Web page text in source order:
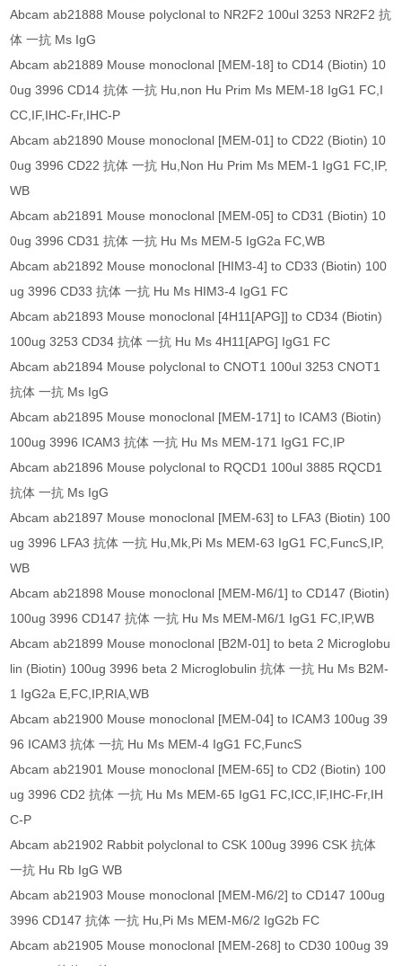
Abcam ab21888 Mouse polyclonal to NR2F2 100ul 3253 NR2F2 抗
体 一抗 Ms IgG
Abcam ab21889 Mouse monoclonal [MEM-18] to CD14 (Biotin) 10
0ug 3996 CD14 抗体 一抗 Hu,non Hu Prim Ms MEM-18 IgG1 FC,I
CC,IF,IHC-Fr,IHC-P
Abcam ab21890 Mouse monoclonal [MEM-01] to CD22 (Biotin) 10
0ug 3996 CD22 抗体 一抗 Hu,Non Hu Prim Ms MEM-1 IgG1 FC,IP,
WB
Abcam ab21891 Mouse monoclonal [MEM-05] to CD31 (Biotin) 10
0ug 3996 CD31 抗体 一抗 Hu Ms MEM-5 IgG2a FC,WB
Abcam ab21892 Mouse monoclonal [HIM3-4] to CD33 (Biotin) 100
ug 3996 CD33 抗体 一抗 Hu Ms HIM3-4 IgG1 FC
Abcam ab21893 Mouse monoclonal [4H11[APG]] to CD34 (Biotin)
100ug 3253 CD34 抗体 一抗 Hu Ms 4H11[APG] IgG1 FC
Abcam ab21894 Mouse polyclonal to CNOT1 100ul 3253 CNOT1
抗体 一抗 Ms IgG
Abcam ab21895 Mouse monoclonal [MEM-171] to ICAM3 (Biotin)
100ug 3996 ICAM3 抗体 一抗 Hu Ms MEM-171 IgG1 FC,IP
Abcam ab21896 Mouse polyclonal to RQCD1 100ul 3885 RQCD1
抗体 一抗 Ms IgG
Abcam ab21897 Mouse monoclonal [MEM-63] to LFA3 (Biotin) 100
ug 3996 LFA3 抗体 一抗 Hu,Mk,Pi Ms MEM-63 IgG1 FC,FuncS,IP,
WB
Abcam ab21898 Mouse monoclonal [MEM-M6/1] to CD147 (Biotin)
100ug 3996 CD147 抗体 一抗 Hu Ms MEM-M6/1 IgG1 FC,IP,WB
Abcam ab21899 Mouse monoclonal [B2M-01] to beta 2 Microglobu
lin (Biotin) 100ug 3996 beta 2 Microglobulin 抗体 一抗 Hu Ms B2M-
1 IgG2a E,FC,IP,RIA,WB
Abcam ab21900 Mouse monoclonal [MEM-04] to ICAM3 100ug 39
96 ICAM3 抗体 一抗 Hu Ms MEM-4 IgG1 FC,FuncS
Abcam ab21901 Mouse monoclonal [MEM-65] to CD2 (Biotin) 100
ug 3996 CD2 抗体 一抗 Hu Ms MEM-65 IgG1 FC,ICC,IF,IHC-Fr,IH
C-P
Abcam ab21902 Rabbit polyclonal to CSK 100ug 3996 CSK 抗体
一抗 Hu Rb IgG WB
Abcam ab21903 Mouse monoclonal [MEM-M6/2] to CD147 100ug
3996 CD147 抗体 一抗 Hu,Pi Ms MEM-M6/2 IgG2b FC
Abcam ab21905 Mouse monoclonal [MEM-268] to CD30 100ug 39